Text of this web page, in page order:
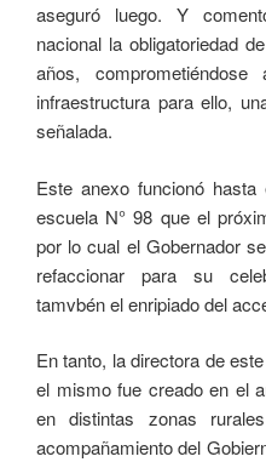
aseguró luego. Y
nacional la obligatoriedad
años,
infraestructura para ello,
señalada.
Este anexo funcionó
escuela N° 98 que el
por lo cual el Gobernador
refaccionar para su
tamvbén el enripiado del
En tanto, la directora de
el mismo fue creado en el
en distintas zonas
acompañamiento del